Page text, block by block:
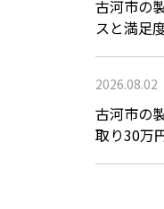
古河市の
スと満足
2026.08.02
古河市の
取り30万